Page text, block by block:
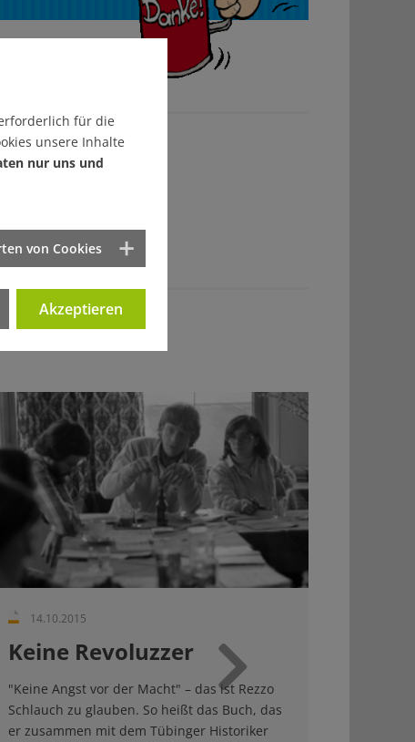
14.10.2015
Keine Revoluzzer
"Keine Angst vor der Macht" – das ist Rezzo
Schlauch zu glauben. So heißt das Buch, das
er zusammen mit dem Tübinger Historiker
Weiter
für die
unsere Inhalte
nur uns und
von Cookies
Akzeptieren